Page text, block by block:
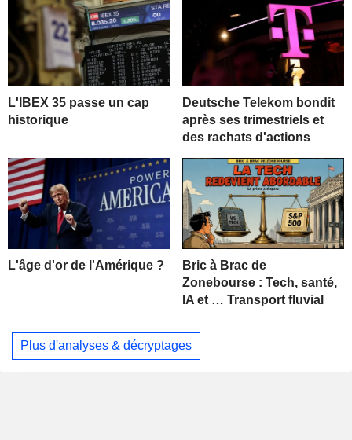
L'IBEX 35 passe un cap
historique
Deutsche Telekom bondit
après ses trimestriels et
des rachats d'actions
L'âge d'or de l'Amérique ?
Bric à Brac de
Zonebourse : Tech, santé,
IA et … Transport fluvial
Plus d'analyses & décryptages